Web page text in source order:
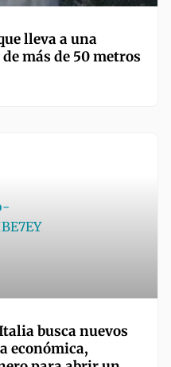
lleva a una
más de 50 metros
busca nuevos
económica,